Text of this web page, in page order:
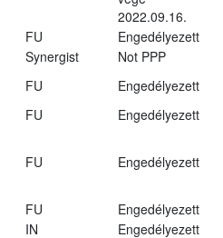
2022.09.16.
FU
Engedélyezett
Synergist
Not PPP
FU
Engedélyezett
FU
Engedélyezett
FU Engedélyezett
FU
Engedélyezett
IN
Engedélyezett